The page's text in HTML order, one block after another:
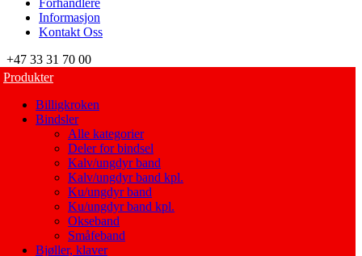
Forhandlere
Informasjon
Kontakt Oss
+47 33 31 70 00
Produkter
Billigkroken
Bindsler
Alle kategorier
Deler for bindsel
Kalv/ungdyr band
Kalv/ungdyr band kpl.
Ku/ungdyr band
Ku/ungdyr band kpl.
Okseband
Småfeband
Bjøller, klaver